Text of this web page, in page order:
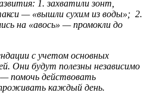
1. захватили зонт,
— «вышли сухим из воды»; 2.
на «авось» — промокли до
с учетом основных
Они будут полезны независимо
— помочь действовать
каждый день.